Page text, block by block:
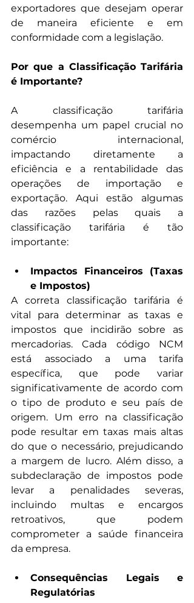
exportadores que desejam operar
de maneira eficiente e em
conformidade com a legislação.
Por que a Classificação Tarifária
é Importante?
A classificação tarifária
desempenha um papel crucial no
comércio internacional,
impactando diretamente a
eficiência e a rentabilidade das
operações de importação e
exportação. Aqui estão algumas
das razões pelas quais a
classificação tarifária é tão
importante:
Impactos Financeiros (Taxas
e Impostos)
A correta classificação tarifária é
vital para determinar as taxas e
impostos que incidirão sobre as
mercadorias. Cada código NCM
está associado a uma tarifa
específica, que pode variar
significativamente de acordo com
o tipo de produto e seu país de
origem. Um erro na classificação
pode resultar em taxas mais altas
do que o necessário, prejudicando
a margem de lucro. Além disso, a
subdeclaração de impostos pode
levar a penalidades severas,
incluindo multas e encargos
retroativos, que podem
comprometer a saúde financeira
da empresa.
Consequências Legais e
Regulatórias